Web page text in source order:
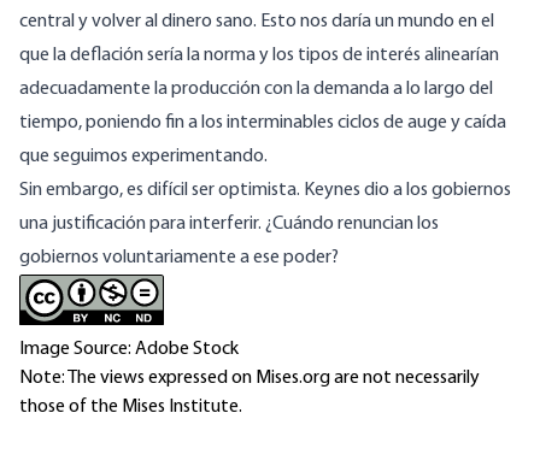
central y volver al dinero sano. Esto nos daría un mundo en el
que la deflaciónsería la norma y los tipos de interés alinearían
adecuadamente la producción con la demanda a lo largo del
tiempo, poniendo fin a los interminables ciclos de auge y caída
que seguimos experimentando.
Sin embargo, es difícil ser optimista. Keynes dio a los gobiernos
una justificación para interferir. ¿Cuándo renuncian los
gobiernos voluntariamente a ese poder?
Image Source: Adobe Stock
Note: The views expressed on Mises.org are not necessarily
those of the Mises Institute.